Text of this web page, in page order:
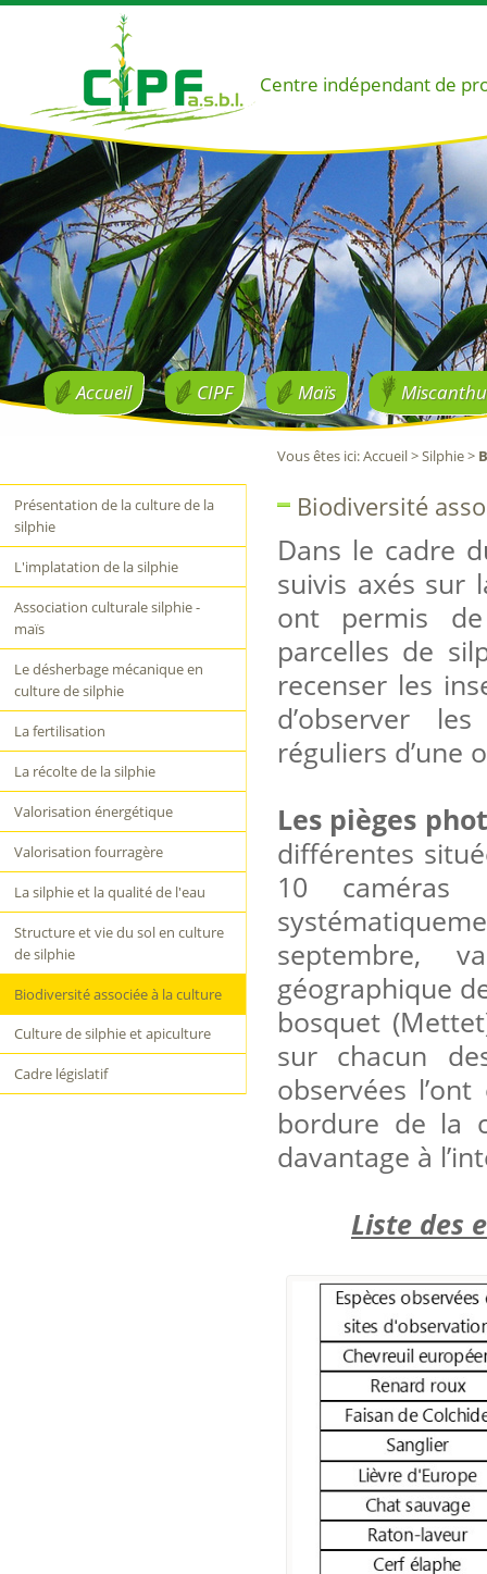
Centre indépendant de
Accueil CIPF Maïs
Présentation de la culture de la
silphie
L'implatation de la silphie
Association culturale silphie -
maïs
Le désherbage mécanique en
culture de silphie
La fertilisation
La récolte de la silphie
Valorisation énergétique
Valorisation fourragère
La silphie et la qualité de l'eau
Structure et vie du sol en culture
de silphie
Biodiversité associée à la culture
Culture de silphie et apiculture
Cadre législatif
Vous êtes ici:Accueil>Silphie>
Biodiversité
Dans le cadre
suivis axés sur
ont permis
parcelles de
recenser les
d’observer
réguliers d’une
Les pièges
différentes
10 caméras
septembre,
géographique
bosquet
sur chacun
observées
bordure de la
davantage à
Liste des